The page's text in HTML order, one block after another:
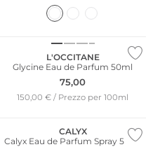
L'OCCITANE
Glycine Eau de Parfum 50ml
75,00
150,00 € / Prezzo per 100ml
CALYX
Calyx Eau de Parfum Spray 50ml